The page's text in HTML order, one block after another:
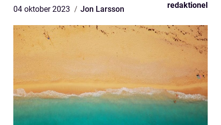
04 oktober 2023 Jon Larsson redaktionel